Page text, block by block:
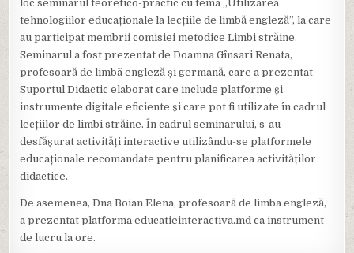
loc seminarul teoretico-practic cu tema ,,Utilizarea
tehnologiilor educaționale la lecțiile de limbă engleză”, la care
au participat membrii comisiei metodice Limbi străine.
Seminarul a fost prezentat de Doamna Gînsari Renata,
profesoară de limbã engleză și germană, care a prezentat
Suportul Didactic elaborat care include platforme și
instrumente digitale eficiente și care pot fi utilizate în cadrul
lecțiilor de limbi străine. În cadrul seminarului, s-au
desfășurat activități interactive utilizându-se platformele
educaționale recomandate pentru planificarea activităților
didactice.
De asemenea, Dna Boian Elena, profesoară de limba engleză,
a prezentat platforma educatieinteractiva.md ca instrument
de lucru la ore.